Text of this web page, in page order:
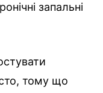
запальні
тому що